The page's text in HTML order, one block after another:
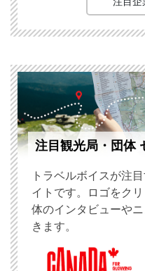
注目観光局・団体
トラベルボイスが注
イトです。ロゴをク
体のインタビューや
きます。